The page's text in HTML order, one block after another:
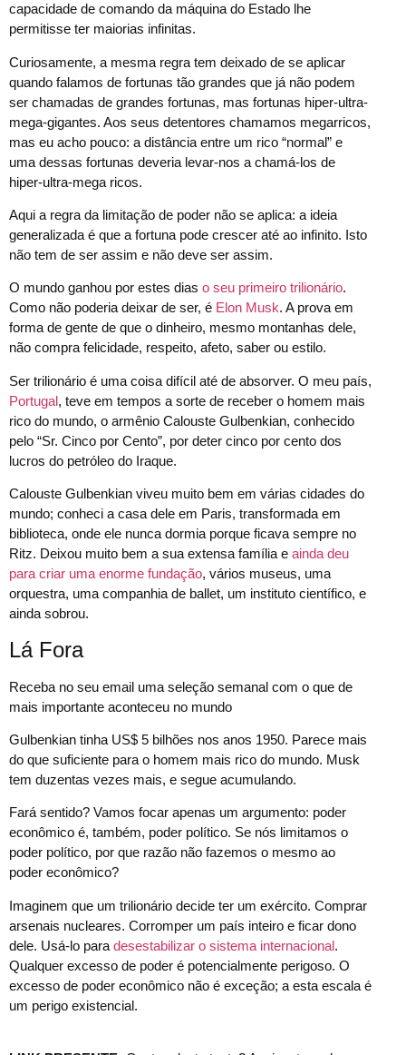
capacidade de comando da máquina do Estado lhe
permitisse ter maiorias infinitas.
Curiosamente, a mesma regra tem deixado de se aplicar
quando falamos de fortunas tão grandes que já não podem
ser chamadas de grandes fortunas, mas fortunas hiper-ultra-
mega-gigantes. Aos seus detentores chamamos megarricos,
mas eu acho pouco: a distância entre um rico “normal” e
uma dessas fortunas deveria levar-nos a chamá-los de
hiper-ultra-mega ricos.
Aqui a regra da limitação de poder não se aplica: a ideia
generalizada é que a fortuna pode crescer até ao infinito. Isto
não tem de ser assim e não deve ser assim.
O mundo ganhou por estes dias o seu primeiro trilionário.
Como não poderia deixar de ser, é Elon Musk. A prova em
forma de gente de que o dinheiro, mesmo montanhas dele,
não compra felicidade, respeito, afeto, saber ou estilo.
Ser trilionário é uma coisa difícil até de absorver. O meu país,
Portugal, teve em tempos a sorte de receber o homem mais
rico do mundo, o armênio Calouste Gulbenkian, conhecido
pelo “Sr. Cinco por Cento”, por deter cinco por cento dos
lucros do petróleo do Iraque.
Calouste Gulbenkian viveu muito bem em várias cidades do
mundo; conheci a casa dele em Paris, transformada em
biblioteca, onde ele nunca dormia porque ficava sempre no
Ritz. Deixou muito bem a sua extensa família e ainda deu
para criar uma enorme fundação, vários museus, uma
orquestra, uma companhia de ballet, um instituto científico, e
ainda sobrou.
Lá Fora
Receba no seu email uma seleção semanal com o que de
mais importante aconteceu no mundo
Gulbenkian tinha US$ 5 bilhões nos anos 1950. Parece mais
do que suficiente para o homem mais rico do mundo. Musk
tem duzentas vezes mais, e segue acumulando.
Fará sentido? Vamos focar apenas um argumento: poder
econômico é, também, poder político. Se nós limitamos o
poder político, por que razão não fazemos o mesmo ao
poder econômico?
Imaginem que um trilionário decide ter um exército. Comprar
arsenais nucleares. Corromper um país inteiro e ficar dono
dele. Usá-lo para desestabilizar o sistema internacional.
Qualquer excesso de poder é potencialmente perigoso. O
excesso de poder econômico não é exceção; a esta escala é
um perigo existencial.